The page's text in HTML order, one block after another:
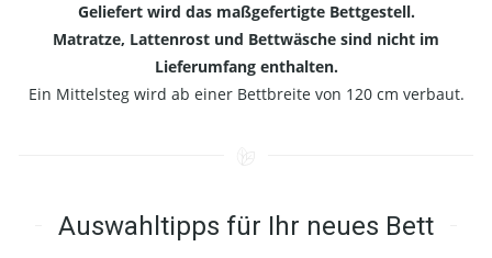
Geliefert wird das maßgefertigte Bettgestell.
Matratze, Lattenrost und Bettwäsche sind nicht im
Lieferumfang enthalten.
Ein Mittelsteg wird ab einer Bettbreite von 120 cm verbaut.
Auswahltipps für Ihr neues Bett